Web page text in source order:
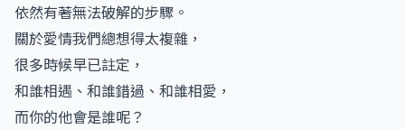
依然有著無法破解的步驟。
關於愛情我們總想得太複雜，
很多時候早已註定，
和誰相遇、和誰錯過、和誰相愛，
而你的他會是誰呢？